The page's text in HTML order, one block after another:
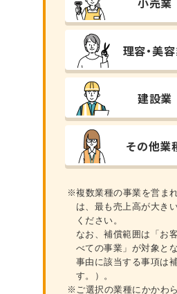
この保険の特⻑
補償内容・サービス
理容・美容業
その他業種
理容・美
建設業
その他業
※複数業種の事業を営ま
は、最も売上⾼が⼤き
ください。
なお、補償範囲は「お
べての事業」が対象と
事由に該当する事項は
す。）。
※ご選択の業種にかかわ